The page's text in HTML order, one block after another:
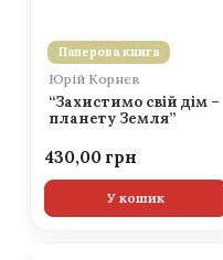
Паперова книга
Юрій Корнєв
“Захистимо свій дім –
планету Земля”
430,00
У кошик